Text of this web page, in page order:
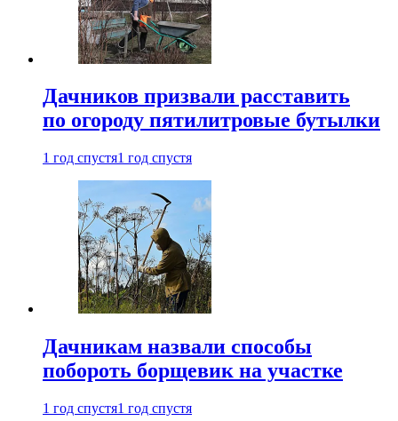
Дачников призвали расставить
по огороду пятилитровые бутылки
1 год спустя1 год спустя
Дачникам назвали способы
побороть борщевик на участке
1 год спустя1 год спустя